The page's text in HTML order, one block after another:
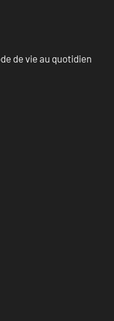
de vie au quotidien